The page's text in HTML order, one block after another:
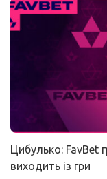
Цибулько: FavBet
виходить із гри